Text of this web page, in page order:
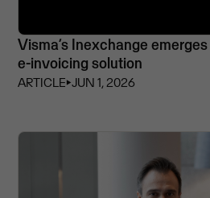
Visma’s Inexchange
e-invoicing solution
ARTICLE⏵JUN 1, 2026